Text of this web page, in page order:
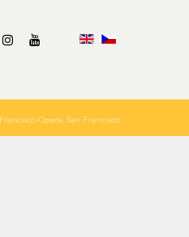
Opera, San Francisco